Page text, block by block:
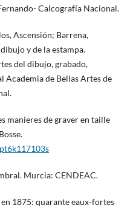
Calcografía Nacional.
Ascensión; Barrena,
y de la estampa.
del dibujo, grabado,
Academia de Bellas Artes de
manieres de graver en taille
Murcia: CENDEAC.
1875: quarante eaux-fortes